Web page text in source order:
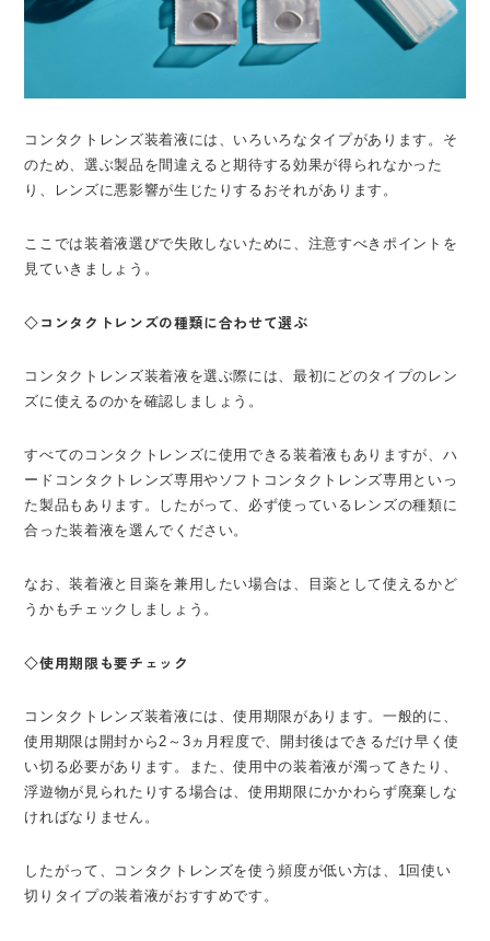
コンタクトレンズ装着液には、いろいろなタイプがあります。そ
のため、選ぶ製品を間違えると期待する効果が得られなかった
り、レンズに悪影響が生じたりするおそれがあります。
ここでは装着液選びで失敗しないために、注意すべきポイントを
見ていきましょう。
◇コンタクトレンズの種類に合わせて選ぶ
コンタクトレンズ装着液を選ぶ際には、最初にどのタイプのレン
ズに使えるのかを確認しましょう。
すべてのコンタクトレンズに使用できる装着液もありますが、ハ
ードコンタクトレンズ専用やソフトコンタクトレンズ専用といっ
た製品もあります。したがって、必ず使っているレンズの種類に
合った装着液を選んでください。
なお、装着液と目薬を兼用したい場合は、目薬として使えるかど
うかもチェックしましょう。
◇使用期限も要チェック
コンタクトレンズ装着液には、使用期限があります。一般的に、
使用期限は開封から2～3ヵ月程度で、開封後はできるだけ早く使
い切る必要があります。また、使用中の装着液が濁ってきたり、
浮遊物が見られたりする場合は、使用期限にかかわらず廃棄しな
ければなりません。
したがって、コンタクトレンズを使う頻度が低い方は、1回使い
切りタイプの装着液がおすすめです。